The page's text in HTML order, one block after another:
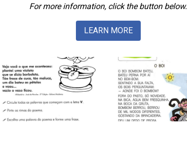
For more information, click the button below.
LEARN MORE